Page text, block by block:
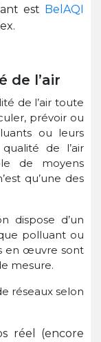
est BelAQI
de l’air
de l’air toute
prévoir ou
ou leurs
de l’air
de moyens
qu’une des
dispose d’un
polluant ou
en œuvre sont
mesure.
réseaux selon
réel (encore